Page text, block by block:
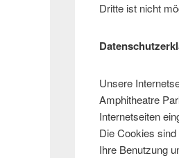
Dritte ist nicht
Unsere
Amphitheatre
Internetseiten
Die Cookies
Ihre Benutzung